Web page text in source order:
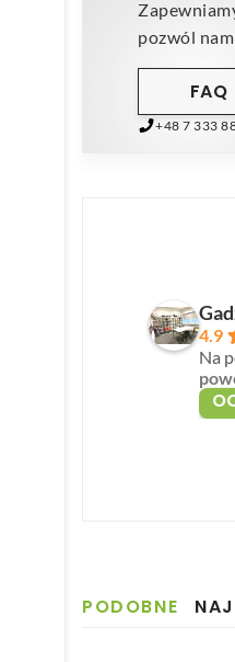
pozwól
FAQ
+48 7 333
4.9
Na
PODOBNE